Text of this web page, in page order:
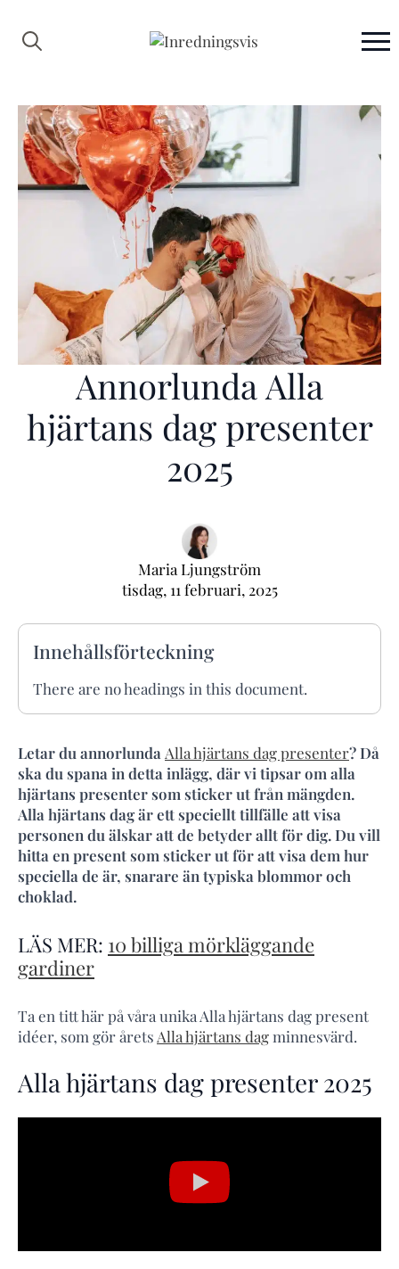
Annorlunda Alla
hjärtans dag presenter
2025
Maria Ljungström
tisdag, 11 februari, 2025
Innehållsförteckning
There are no headings in this document.
Letar du annorlunda Alla hjärtans dag presenter? Då
ska du spana in detta inlägg, där vi tipsar om alla
hjärtans presenter som sticker ut från mängden.
Alla hjärtans dag är ett speciellt tillfälle att visa
personen du älskar att de betyder allt för dig. Du vill
hitta en present som sticker ut för att visa dem hur
speciella de är, snarare än typiska blommor och
choklad.
LÄS MER: 10 billiga mörkläggande
gardiner
Ta en titt här på våra unika Alla hjärtans dag present
idéer, som gör årets Alla hjärtans dagminnesvärd.
Alla hjärtans dag presenter 2025